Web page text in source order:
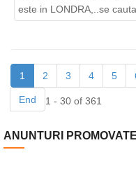
este in LONDRA,..se
1 2 3 4 5
End
1 - 30 of 361
ANUNTURI PROMOVATE